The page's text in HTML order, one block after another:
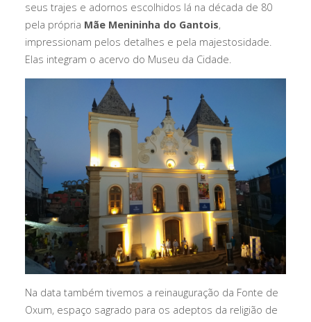
seus trajes e adornos escolhidos lá na década de 80
pela própria Mãe Menininha do Gantois,
impressionam pelos detalhes e pela majestosidade.
Elas integram o acervo do Museu da Cidade.
Na data também tivemos a reinauguração da Fonte de
Oxum, espaço sagrado para os adeptos da religião de